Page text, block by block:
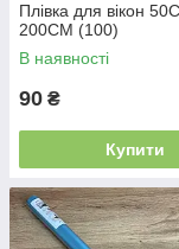
Плівка для вікон
200CM (100)
В наявності
90 ₴
Купити